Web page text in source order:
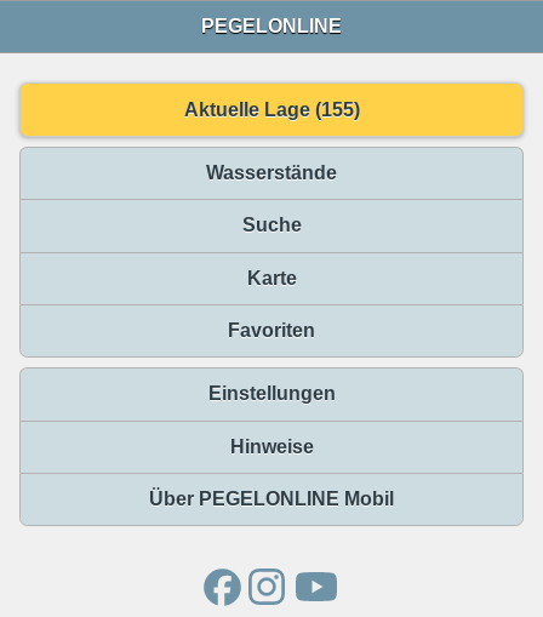
PEGELONLINE
Aktuelle Lage (155)
Wasserstände
Suche
Karte
Favoriten
Einstellungen
Hinweise
Über PEGELONLINE Mobil